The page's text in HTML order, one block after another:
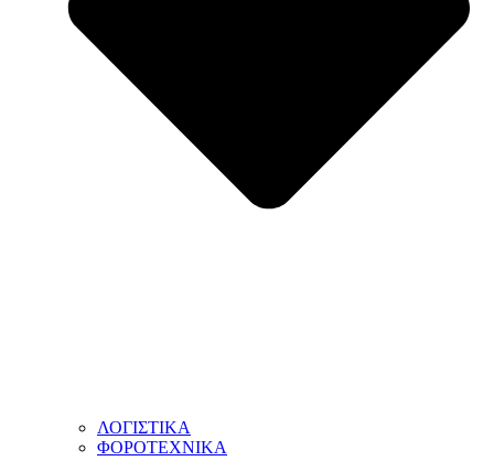
ΛΟΓΙΣΤΙΚΑ
ΦΟΡΟΤΕΧΝΙΚΑ